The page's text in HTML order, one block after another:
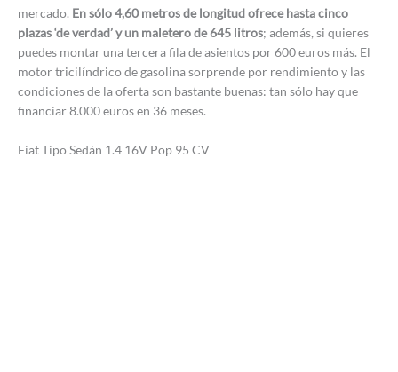
mercado. En sólo 4,60 metros de longitud ofrece hasta cinco
plazas ‘de verdad’ y un maletero de 645 litros; además, si quieres
puedes montar una tercera fila de asientos por 600 euros más. El
motor tricilíndrico de gasolina sorprende por rendimiento y las
condiciones de la oferta son bastante buenas: tan sólo hay que
financiar 8.000 euros en 36 meses.
Fiat Tipo Sedán 1.4 16V Pop 95 CV